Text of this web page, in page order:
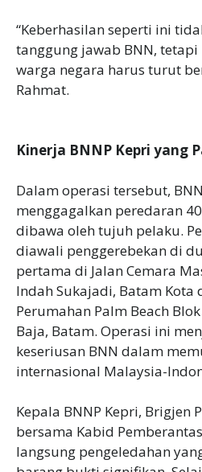
“Keberhasilan seperti ini
tanggung jawab BNN,
warga negara harus turut
Rahmat.
Kinerja BNNP Kepri yang
Dalam operasi tersebut,
menggagalkan peredaran
dibawa oleh tujuh pelaku.
diawali penggerebekan di
pertama di Jalan Cemara
Indah Sukajadi, Batam Kota
Perumahan Palm Beach
Baja, Batam. Operasi ini
keseriusan BNN dalam
internasional Malaysia-
Kepala BNNP Kepri, Brigjen
bersama Kabid
langsung pengeledahan